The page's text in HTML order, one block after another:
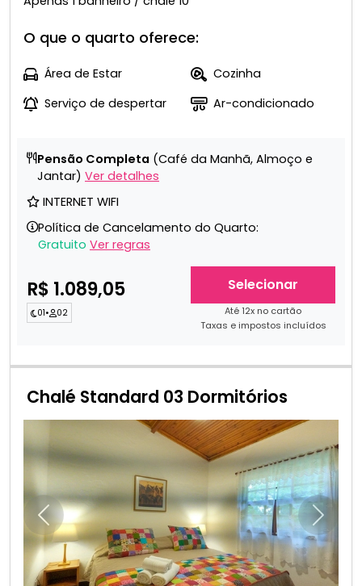
O que o quarto oferece:
Área de Estar
Cozinha
Serviço de despertar
Ar-condicionado
Pensão Completa (Café da Manhã, Almoço e
Jantar) Ver detalhes
INTERNET WIFI
Política de Cancelamento do Quarto:
Gratuito Ver regras
R$ 1.089,05
01• 02
Selecionar
Até 12x no cartão
Taxas e impostos incluídos
Chalé Standard 03 Dormitórios
Anterior